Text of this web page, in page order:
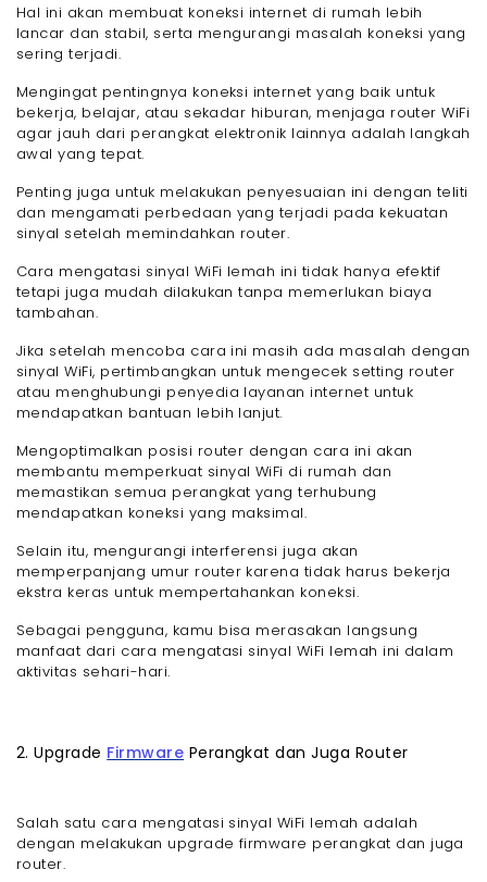
Hal ini akan membuat koneksi internet di rumah lebih
lancar dan stabil, serta mengurangi masalah koneksi yang
sering terjadi.
Mengingat pentingnya koneksi internet yang baik untuk
bekerja, belajar, atau sekadar hiburan, menjaga router WiFi
agar jauh dari perangkat elektronik lainnya adalah langkah
awal yang tepat.
Penting juga untuk melakukan penyesuaian ini dengan teliti
dan mengamati perbedaan yang terjadi pada kekuatan
sinyal setelah memindahkan router.
Cara mengatasi sinyal WiFi lemah ini tidak hanya efektif
tetapi juga mudah dilakukan tanpa memerlukan biaya
tambahan.
Jika setelah mencoba cara ini masih ada masalah dengan
sinyal WiFi, pertimbangkan untuk mengecek setting router
atau menghubungi penyedia layanan internet untuk
mendapatkan bantuan lebih lanjut.
Mengoptimalkan posisi router dengan cara ini akan
membantu memperkuat sinyal WiFi di rumah dan
memastikan semua perangkat yang terhubung
mendapatkan koneksi yang maksimal.
Selain itu, mengurangi interferensi juga akan
memperpanjang umur router karena tidak harus bekerja
ekstra keras untuk mempertahankan koneksi.
Sebagai pengguna, kamu bisa merasakan langsung
manfaat dari cara mengatasi sinyal WiFi lemah ini dalam
aktivitas sehari-hari.
2. Upgrade Firmware Perangkat dan Juga Router
Salah satu cara mengatasi sinyal WiFi lemah adalah
dengan melakukan upgrade firmware perangkat dan juga
router.